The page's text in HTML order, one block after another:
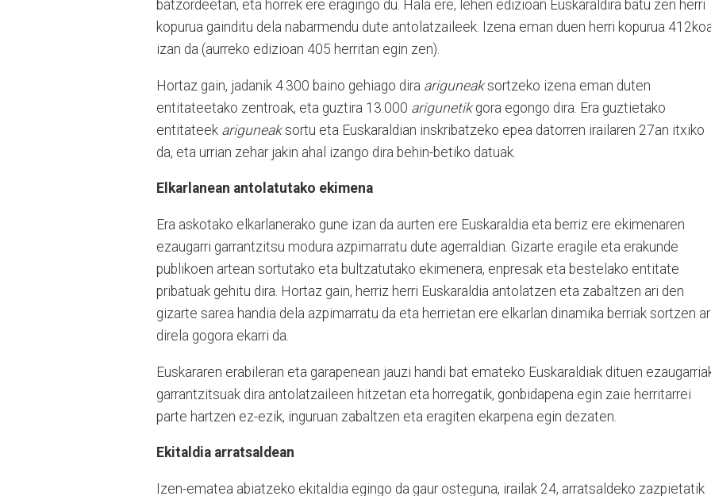
batzordeetan, eta horrek ere eragingo du. Hala ere, lehen edizioan Euskaraldira batu zen herri
kopurua gainditu dela nabarmendu dute antolatzaileek. Izena eman duen herri kopurua
izan da (aurreko edizioan 405 herritan egin zen).
Hortaz gain, jadanik 4.300 baino gehiago dira ariguneaksortzeko izena eman duten
entitateetako zentroak, eta guztira 13.000 arigunetikgora egongo dira. Era guztietako
entitateek ariguneaksortu eta Euskaraldian inskribatzeko epea datorren irailaren 27an itxiko
da, eta urrian zehar jakin ahal izango dira behin-betiko datuak.
Elkarlanean antolatutako ekimena
Era askotako elkarlanerako gune izan da aurten ere Euskaraldia eta berriz ere ekimenaren
ezaugarri garrantzitsu modura azpimarratu dute agerraldian. Gizarte eragile eta erakunde
publikoen artean sortutako eta bultzatutako ekimenera, enpresak eta bestelako entitate
pribatuak gehitu dira. Hortaz gain, herriz herri Euskaraldia antolatzen eta zabaltzen ari den
gizarte sarea handia dela azpimarratu da eta herrietan ere elkarlan dinamika berriak sortzen
direla gogora ekarri da.
Euskararen erabileran eta garapenean jauzi handi bat emateko Euskaraldiak dituen
garrantzitsuak dira antolatzaileen hitzetan eta horregatik, gonbidapena egin zaie herritarrei
parte hartzen ez-ezik, inguruan zabaltzen eta eragiten ekarpena egin dezaten.
Ekitaldia arratsaldean
Izen-ematea abiatzeko ekitaldia egingo da gaur osteguna, irailak 24, arratsaldeko zazpietatik